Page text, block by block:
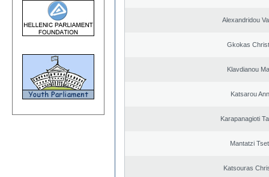
Alexandridou
Gkokas
Klavdianou
Katsarou
Karapanagioti
Mantatzi
Katsouras